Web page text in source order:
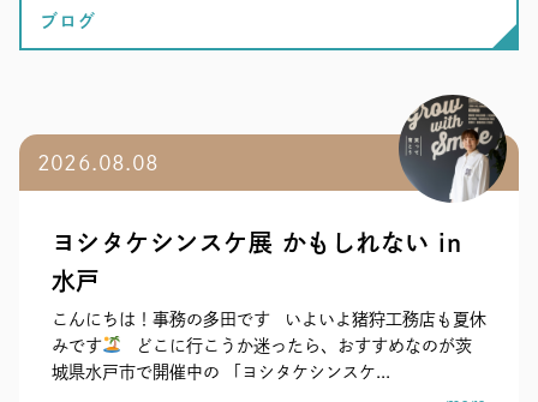
ブログ
2026.08.08
ヨシタケシンスケ展 かもしれない in
水戸
こんにちは！事務の多田です いよいよ猪狩工務店も夏休
みです
どこに行こうか迷ったら、おすすめなのが茨
城県水戸市で開催中の 「ヨシタケシンスケ...